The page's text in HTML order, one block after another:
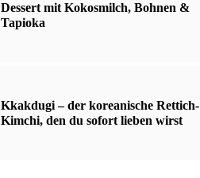
Dessert mit Kokosmilch, Bohnen &
Tapioka
Kkakdugi – der koreanische Rettich-
Kimchi, den du sofort lieben wirst